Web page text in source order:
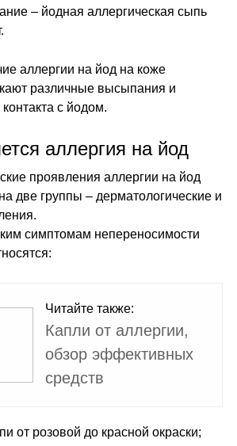
– йодная аллергическая сыпь
аллергии на йод на коже
различные высыпания и
с йодом.
аллергия на йод
проявления аллергии на йод
две группы – дерматологические и
симптомам непереносимости
Читайте также:
Капли от аллергии,
обзор эффективных
средств
от розовой до красной окраски;